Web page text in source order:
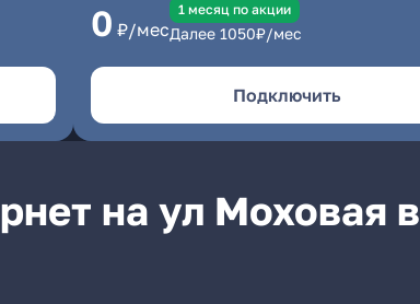
0 ₽/мес
1 месяц по акции
Далее 1050₽/мес
Подключить
на ул Моховая в